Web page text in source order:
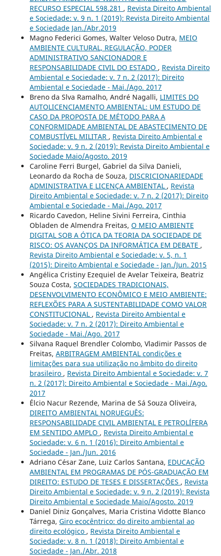
RECURSO ESPECIAL 598.281 , Revista Direito Ambiental
e Sociedade: v. 9 n. 1 (2019): Revista Direito Ambiental
e Sociedade Jan./Abr.2019
Magno Federici Gomes, Walter Veloso Dutra, MEIO
AMBIENTE CULTURAL, REGULAÇÃO, PODER
ADMINISTRATIVO SANCIONADOR E
RESPONSABILIDADE CIVIL DO ESTADO , Revista Direito
Ambiental e Sociedade: v. 7 n. 2 (2017): Direito
Ambiental e Sociedade - Mai./Ago. 2017
Breno da Slva Ramalho, André Nagalli, LIMITES DO
AUTOLICENCIAMENTO AMBIENTAL: UM ESTUDO DE
CASO DA PROPOSTA DE MÉTODO PARA A
CONFORMIDADE AMBIENTAL DE ABASTECIMENTO DE
COMBUSTÍVEL MILITAR , Revista Direito Ambiental e
Sociedade: v. 9 n. 2 (2019): Revista Direito Ambiental e
Sociedade Maio/Agosto. 2019
Caroline Ferri Burgel, Gabriel da Silva Danieli,
Leonardo da Rocha de Souza, DISCRICIONARIEDADE
ADMINISTRATIVA E LICENÇA AMBIENTAL , Revista
Direito Ambiental e Sociedade: v. 7 n. 2 (2017): Direito
Ambiental e Sociedade - Mai./Ago. 2017
Ricardo Cavedon, Heline Sivini Ferreira, Cinthia
Obladen de Almendra Freitas, O MEIO AMBIENTE
DIGITAL SOB A ÓTICA DA TEORIA DA SOCIEDADE DE
RISCO: OS AVANÇOS DA INFORMÁTICA EM DEBATE ,
Revista Direito Ambiental e Sociedade: v. 5, n. 1
(2015): Direito Ambiental e Sociedade - Jan./Jun. 2015
Angélica Cristiny Ezequiel de Avelar Teixeira, Beatriz
Souza Costa, SOCIEDADES TRADICIONAIS,
DESENVOLVIMENTO ECONÔMICO E MEIO AMBIENTE:
REFLEXÕES PARA A SUSTENTABILIDADE COMO VALOR
CONSTITUCIONAL , Revista Direito Ambiental e
Sociedade: v. 7 n. 2 (2017): Direito Ambiental e
Sociedade - Mai./Ago. 2017
Silvana Raquel Brendler Colombo, Vladimir Passos de
Freitas, ARBITRAGEM AMBIENTAL condições e
limitações para sua utilização no âmbito do direito
brasileiro , Revista Direito Ambiental e Sociedade: v. 7
n. 2 (2017): Direito Ambiental e Sociedade - Mai./Ago.
2017
Élcio Nacur Rezende, Marina de Sá Souza Oliveira,
DIREITO AMBIENTAL NORUEGUÊS:
RESPONSABILIDADE CIVIL AMBIENTAL E PETROLÍFERA
EM SENTIDO AMPLO , Revista Direito Ambiental e
Sociedade: v. 6 n. 1 (2016): Direito Ambiental e
Sociedade - Jan./Jun. 2016
Adriano César Zane, Luiz Carlos Santana, EDUCAÇÃO
AMBIENTAL EM PROGRAMAS DE PÓS-GRADUAÇÃO EM
DIREITO: ESTUDO DE TESES E DISSERTAÇÕES , Revista
Direito Ambiental e Sociedade: v. 9 n. 2 (2019): Revista
Direito Ambiental e Sociedade Maio/Agosto. 2019
Daniel Diniz Gonçalves, Maria Cristina Vidotte Blanco
Tárrega, Giro ecocêntrico: do direito ambiental ao
direito ecológico , Revista Direito Ambiental e
Sociedade: v. 8 n. 1 (2018): Direito Ambiental e
Sociedade - Jan./Abr. 2018